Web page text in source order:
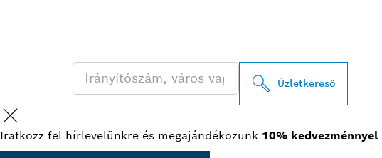
Üzletkereső
Iratkozz fel hírlevelünkre és megajándékozunk 10% kedvezménnyel